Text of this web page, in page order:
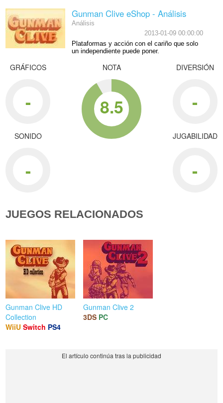
Gunman Clive eShop - Análisis
Análisis
2013-01-09 00:00:00
Plataformas y acción con el cariño que solo
un independiente puede poner.
GRÁFICOS
-
SONIDO
-
NOTA
8.5
DIVERSIÓN
-
JUGABILIDAD
-
JUEGOS RELACIONADOS
Gunman Clive HD
Collection
WiiU Switch PS4
Gunman Clive 2
3DS PC